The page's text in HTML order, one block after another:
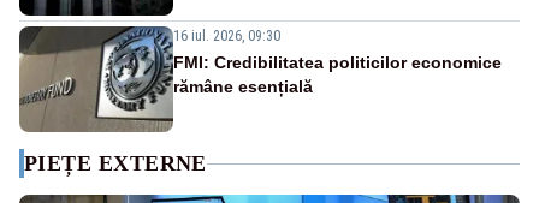
16 iul. 2026, 09:30
FMI: Credibilitatea politicilor economice
rămâne esențială
PIEȚE EXTERNE